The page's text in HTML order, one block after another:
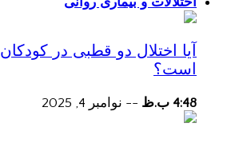
آیا اختلال دو قطبی در
است؟
4:48 ب.ظ -- نوامبر 4, 2025